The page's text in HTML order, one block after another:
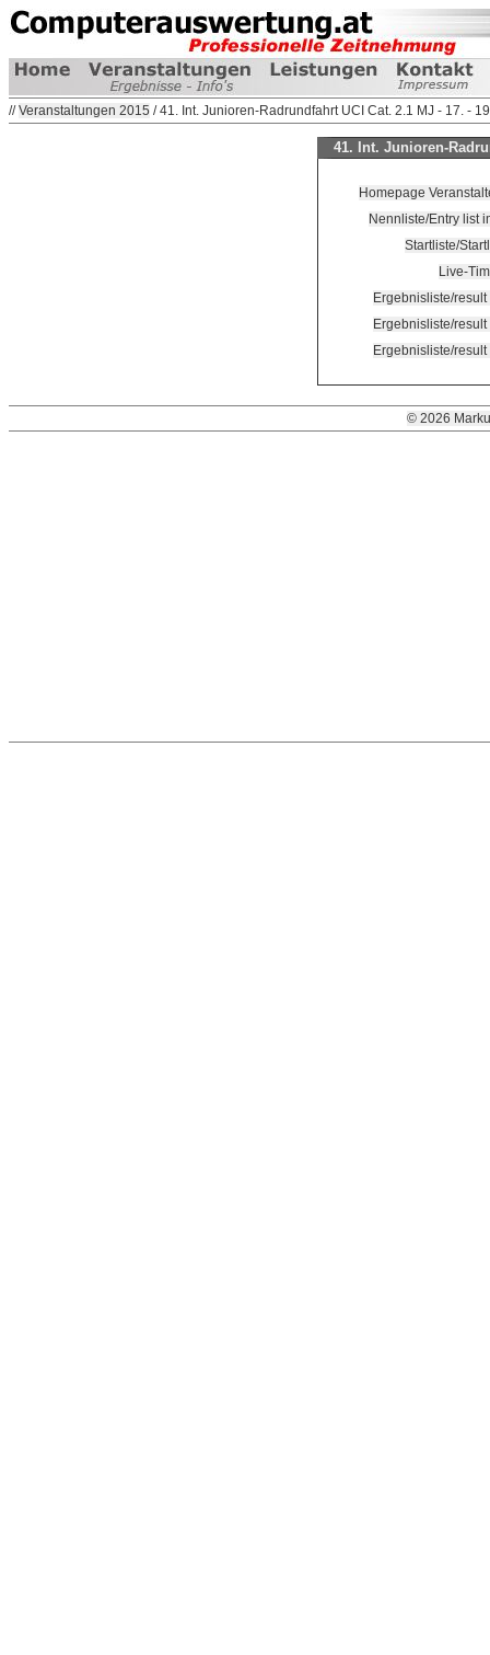
//Veranstaltungen 2015 / 41. Int. Junioren-Radrundfahrt UCI Cat. 2.1 MJ - 17. -
41. Int. Junioren-
Homepage
Nennliste/Entry list
Startliste/
Live-
Ergebnisliste/
Ergebnisliste/
Ergebnisliste/
© 2026